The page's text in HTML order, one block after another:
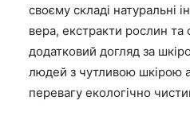
своєму складі натуральні
вера, екстракти рослин та
додатковий догляд за
людей з чутливою шкірою
перевагу екологічно